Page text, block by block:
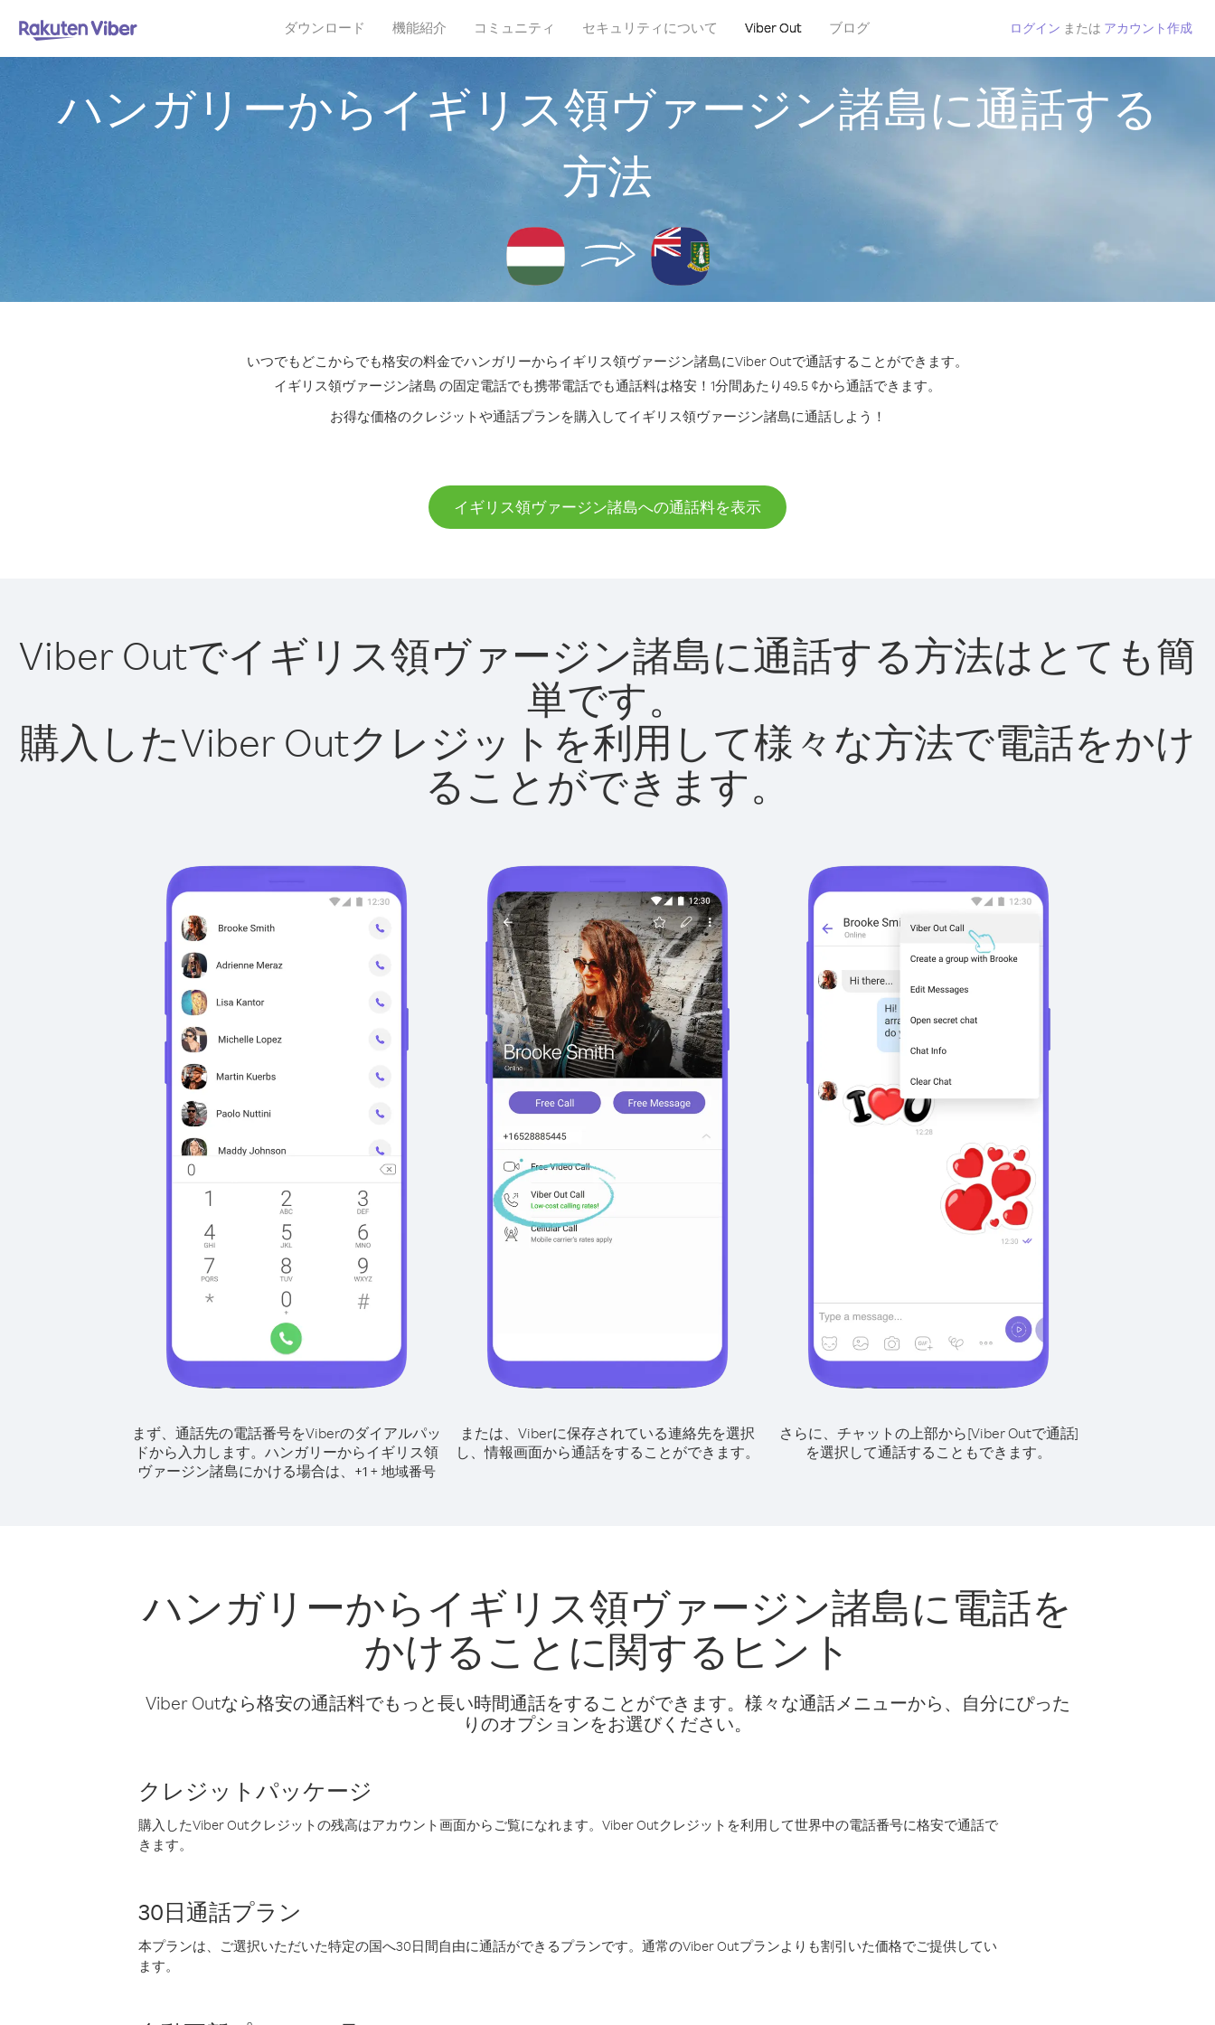
ダウンロード 機能紹介 コミュニティ セキュリティについて Viber Out ブログ ログイン または アカウント作成
ハンガリーからイギリス領ヴァージン諸島に通話する
方法
いつでもどこからでも格安の料金でハンガリーからイギリス領ヴァージン諸島にViber Outで通話することができます。
イギリス領ヴァージン諸島 の固定電話でも携帯電話でも通話料は格安！1分間あたり49.5 ¢から通話できます。
お得な価格のクレジットや通話プランを購入してイギリス領ヴァージン諸島に通話しよう！
イギリス領ヴァージン諸島への通話料を表示
Viber Outでイギリス領ヴァージン諸島に通話する方法はとても簡
単です。
購入したViber Outクレジットを利用して様々な方法で電話をかけ
ることができます。
まず、通話先の電話番号をViberのダイアルパッ
ドから入力します。 ハンガリーからイギリス領
ヴァージン諸島にかける場合は、 +1 + 地域番号
または、Viberに保存されている連絡先を選択
し、情報画面から通話をすることができます。
さらに、チャットの上部から[Viber Outで通話]
を選択して通話することもできます。
ハンガリーからイギリス領ヴァージン諸島に電話を
かけることに関するヒント
Viber Outなら格安の通話料でもっと長い時間通話をすることができます。様々な通話メニューから、自分にぴった
りのオプションをお選びください。
クレジットパッケージ
購入したViber Outクレジットの残高はアカウント画面からご覧になれます。Viber Outクレジットを利用して世界中の電話番号に格安で通話で
きます。
30日通話プラン
本プランは、ご選択いただいた特定の国へ30日間自由に通話ができるプランです。通常のViber Outプランよりも割引いた価格でご提供してい
ます。